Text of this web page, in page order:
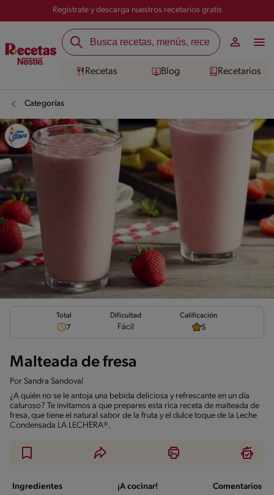
Registrate y descarga nuestros recetarios gratis
Recetas Blog Recetarios
Categorías
Total
7
Dificultad
Fácil
Calificación
5
Malteada de fresa
Por Sandra Sandoval
¿A quién no se le antoja una bebida deliciosa y refrescante en un día
caluroso? Te invitamos a que prepares esta rica receta de malteada de
fresa, que tiene el natural sabor de la fruta y el dulce toque de la Leche
Condensada LA LECHERA®.
Ingredientes ¡A cocinar! Comentarios